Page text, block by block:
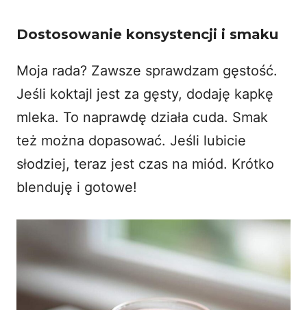
Dostosowanie konsystencji i smaku
Moja rada? Zawsze sprawdzam gęstość.
Jeśli koktajl jest za gęsty, dodaję kapkę
mleka. To naprawdę działa cuda. Smak
też można dopasować. Jeśli lubicie
słodziej, teraz jest czas na miód. Krótko
blenduję i gotowe!